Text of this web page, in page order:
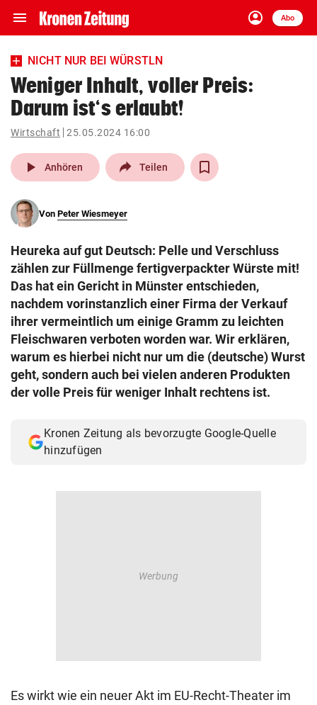
menu Navigation
ein-/ausklappen
account_circle
Anmelden
Abo
close Schließen
account_circle Anmelden
pin_drop
Wien arrow_right
search
eingeben
© Krone Multimedia GmbH & Co KG 2026
Muthgasse 2, 1190 Wien
NICHT NUR BEI WÜRSTLN
Weniger Inhalt, voller Preis:
Darum ist‘s erlaubt!
Wirtschaft 25.05.2024 16:00
play_arrow Anhören Teilen
Von Peter Wiesmeyer
Heureka auf gut Deutsch: Pelle und Verschluss
zählen zur Füllmenge fertigverpackter Würste mit!
Das hat ein Gericht in Münster entschieden,
nachdem vorinstanzlich einer Firma der Verkauf
ihrer vermeintlich um einige Gramm zu leichten
Fleischwaren verboten worden war. Wir erklären,
warum es hierbei nicht nur um die (deutsche) Wurst
geht, sondern auch bei vielen anderen Produkten
der volle Preis für weniger Inhalt rechtens ist.
Kronen Zeitung als bevorzugte Google-Quelle
hinzufügen
Es wirkt wie ein neuer Akt im EU-Recht-Theater im